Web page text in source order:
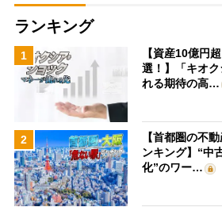
ランキング
1
【資産10億円
選！】「キオ
れる期待の高…
2
【首都圏の不
ンキング】“中
化”のワー…